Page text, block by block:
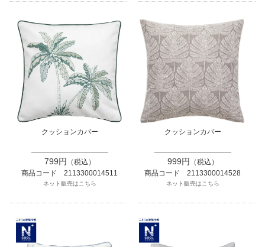
クッションカバー
799円
（税込）
商品コード 2113300014511
ネット販売はこちら
クッションカバー
999円
（税込）
商品コード 2113300014528
ネット販売はこちら